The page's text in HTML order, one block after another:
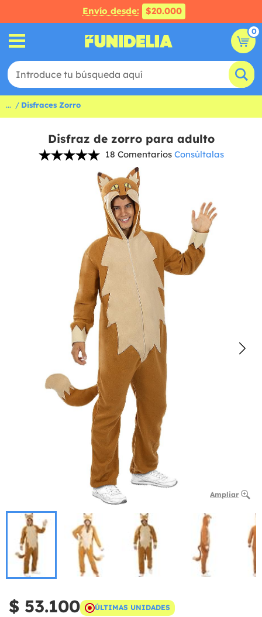
Envío desde: $20.000
0
... Disfraces Zorro
Disfraz de zorro para adulto
18 Comentarios Consúltalas
Ampliar
$ 53.100 ÚLTIMAS UNIDADES